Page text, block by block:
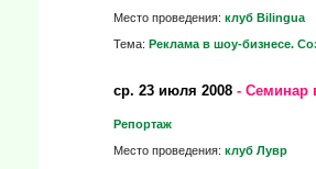
Место проведения: клуб Bilingua
Тема: Реклама в шоу-бизнесе.
ср. 23 июля 2008- Семинар
Репортаж
Место проведения: клуб Лувр